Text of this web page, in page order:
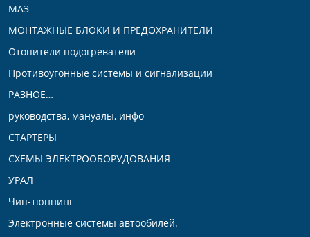
МАЗ
МОНТАЖНЫЕ БЛОКИ И ПРЕДОХРАНИТЕЛИ
Отопители подогреватели
Противоугонные системы и сигнализации
РАЗНОЕ…
руководства, мануалы, инфо
СТАРТЕРЫ
СХЕМЫ ЭЛЕКТРООБОРУДОВАНИЯ
УРАЛ
Чип-тюннинг
Электронные системы автообилей.